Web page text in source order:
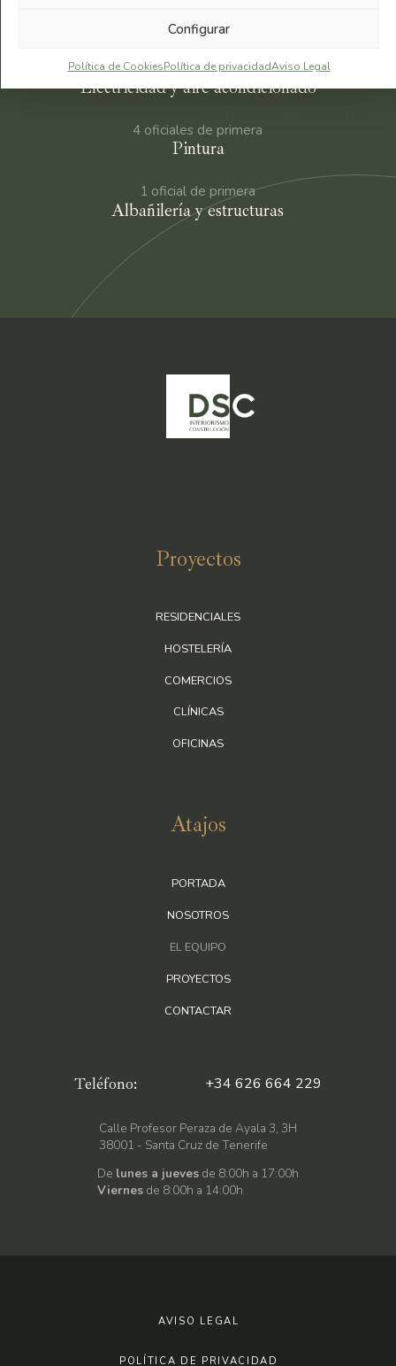
Configurar
Política de CookiesPolítica de privacidadAviso Legal
Albañilería y estructuras
2 oficiales de primera
Electricidad y aire acondicionado
4 oficiales de primera
Pintura
1 oficial de primera
Albañilería y estructuras
Proyectos
RESIDENCIALES
HOSTELERÍA
COMERCIOS
CLÍNICAS
OFICINAS
Atajos
PORTADA
NOSOTROS
EL EQUIPO
PROYECTOS
CONTACTAR
Teléfono: +34 626 664 229
Calle Profesor Peraza de Ayala 3, 3H
38001 - Santa Cruz de Tenerife
De lunes a jueves de 8:00h a 17:00h
Viernes de 8:00h a 14:00h
AVISO LEGAL
POLÍTICA DE PRIVACIDAD